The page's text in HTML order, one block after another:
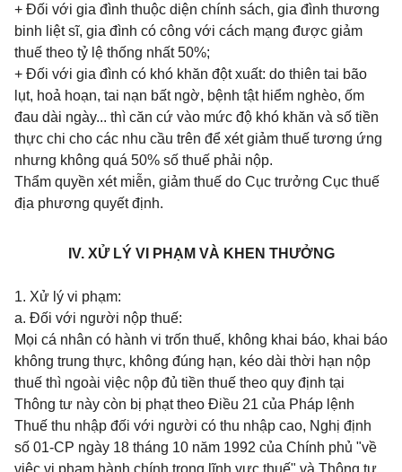
+ Đối với gia đình thuộc diện chính sách, gia đình thương
binh liệt sĩ, gia đình có công với cách mạng được giảm
thuế theo tỷ lệ thống nhất 50%;
+ Đối với gia đình có khó khăn đột xuất: do thiên tai bão
lụt, hoả hoạn, tai nạn bất ngờ, bệnh tật hiểm nghèo, ốm
đau dài ngày... thì căn cứ vào mức độ khó khăn và số tiền
thực chi cho các nhu cầu trên để xét giảm thuế tương ứng
nhưng không quá 50% số thuế phải nộp.
Thẩm quyền xét miễn, giảm thuế do Cục trưởng Cục thuế
địa phương quyết định.
IV. XỬ LÝ VI PHẠM VÀ KHEN THƯỞNG
1. Xử lý vi phạm:
a. Đối với người nộp thuế:
Mọi cá nhân có hành vi trốn thuế, không khai báo, khai báo
không trung thực, không đúng hạn, kéo dài thời hạn nộp
thuế thì ngoài việc nộp đủ tiền thuế theo quy định tại
Thông tư này còn bị phạt theo Điều 21 của Pháp lệnh
Thuế thu nhập đối với người có thu nhập cao, Nghị định
số 01-CP ngày 18 tháng 10 năm 1992 của Chính phủ "về